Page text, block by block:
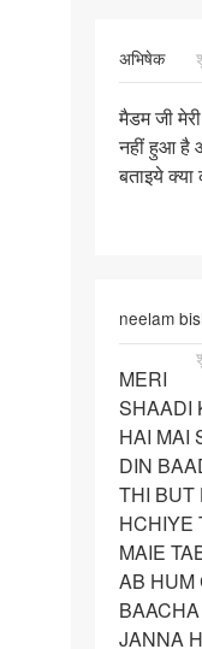
अभिषेक
मैडम
जी
मेरी
मैडम जी
नहीं हुआ है
बताइये क्या
neelam
MERI
SHAADI
KO
5
MONTH
HO
MERI
SHAADI
HAI MAI
DIN
THI BUT
HCHIYE
MAIE
AB HUM
JANNA